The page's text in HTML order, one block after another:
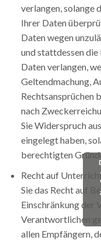
verlangen, solange
Ihrer Daten
Daten wegen
und stattdessen
Daten verlangen,
Geltendmachung,
Rechtsansprüchen
nach
Sie Widerspruch
eingelegt haben,
berechtigten
Recht auf
Sie das Recht auf
Einschränkung der
Verantwortlichen
allen Empfängern,